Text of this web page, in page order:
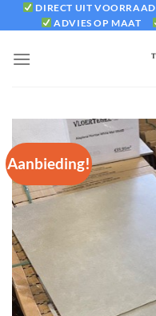
naar
DIRECT UIT VOORRAAD
ADVIES OP MAAT
Aanbieding!